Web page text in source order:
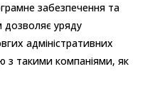
забезпечення та
дозволяє уряду
адміністративних
з такими компаніями, як